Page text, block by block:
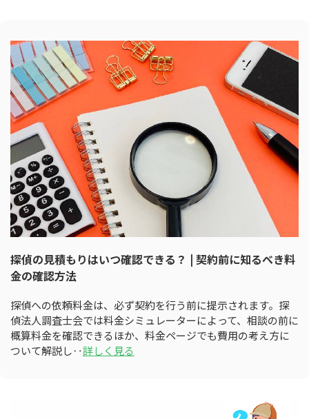
探偵の見積もりはいつ確認できる？ | 契約前に知るべき料
金の確認方法
探偵への依頼料金は、必ず契約を行う前に提示されます。探
偵法人調査士会では料金シミュレーターによって、相談の前に
概算料金を確認できるほか、料金ページでも費用の考え方に
ついて解説し‥詳しく見る